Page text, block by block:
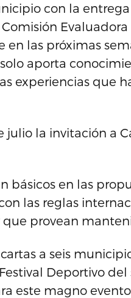
con la
en las próximas
solo aporta
experiencias que
julio la invitación a
básicos en las
las reglas
provean
a seis
Deportivo
este magno